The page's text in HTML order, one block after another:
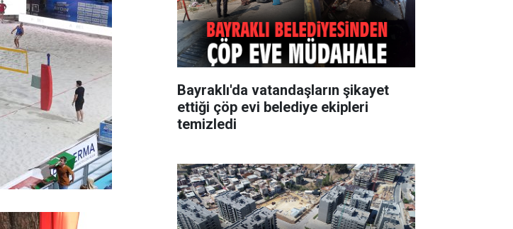
Bayraklı'da vatandaşların şikayet
ettiği çöp evi belediye ekipleri
temizledi